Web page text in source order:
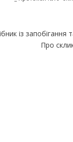
із
Про